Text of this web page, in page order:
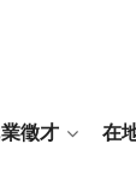
徵才 在